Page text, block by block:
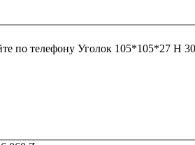
по телефону Уголок 105*105*27 Н